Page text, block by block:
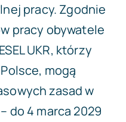
pracy. Zgodnie
pracy obywatele
UKR, którzy
mogą
zasad w
do 4 marca 2029